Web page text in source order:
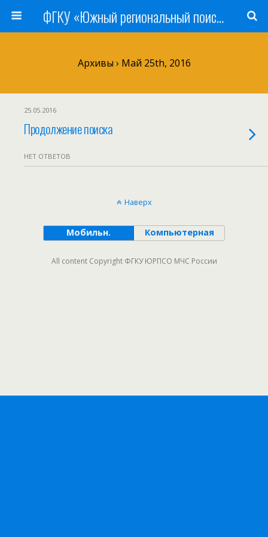
ФГКУ «Южный региональный поисково-спасательный отряд» МЧС России
Архивы › Май 25th, 2016
25.05.2016
Продолжение поиска
НЕТ ОТВЕТОВ
Наверх
Мобильн. Компьютерная
All content Copyright ФГКУ ЮРПСО МЧС России